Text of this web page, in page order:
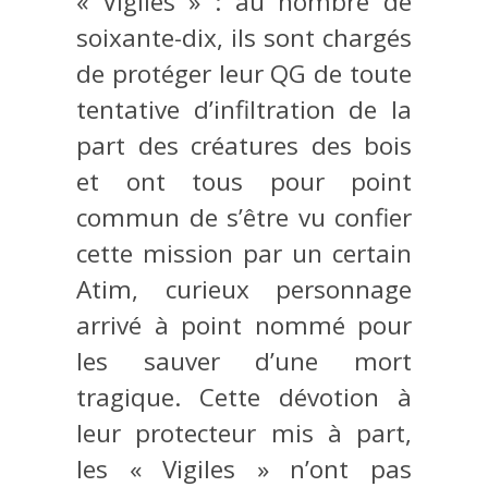
soixante-dix, ils sont chargés
de protéger leur QG de toute
tentative d’infiltration de la
part des créatures des bois
et ont tous pour point
commun de s’être vu confier
cette mission par un certain
Atim, curieux personnage
arrivé à point nommé pour
les sauver d’une mort
tragique. Cette dévotion à
leur protecteur mis à part,
les « Vigiles » n’ont pas